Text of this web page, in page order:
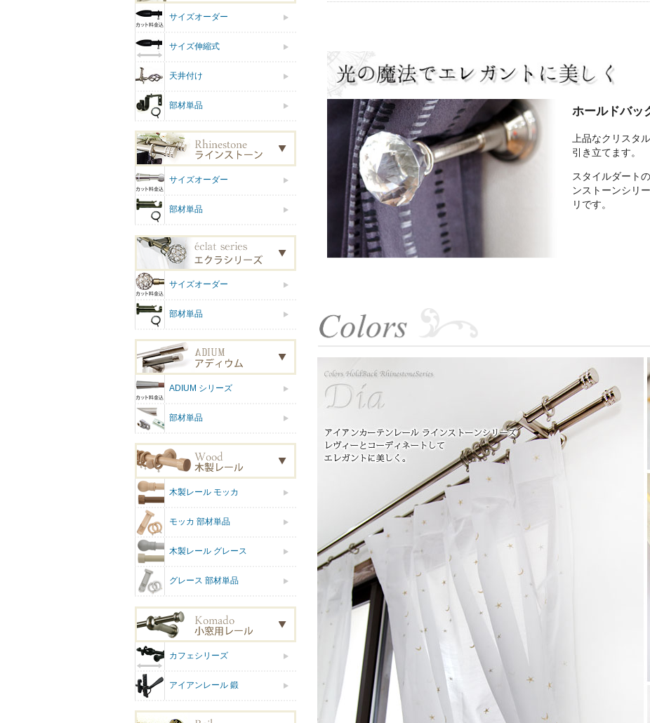
ホールドバッ
上品なクリスタ
引き立てます。
スタイルダート
ンストーンシリ
リです。
サイズオーダー
サイズ伸縮式
天井付け
部材単品
サイズオーダー
部材単品
サイズオーダー
部材単品
ADIUM シリーズ
部材単品
木製レール モッカ
モッカ 部材単品
木製レール グレース
グレース 部材単品
カフェシリーズ
アイアンレール 鍛